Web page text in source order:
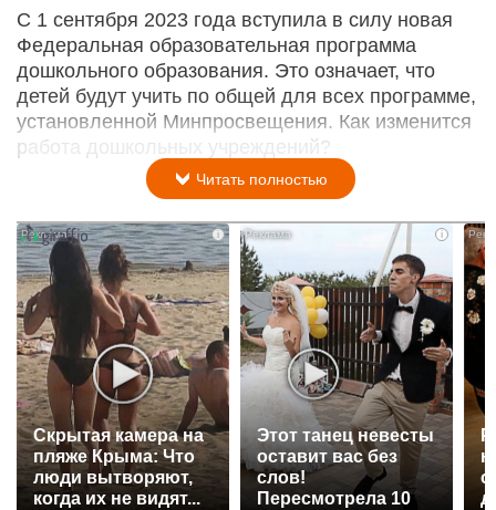
С 1 сентября 2023 года вступила в силу новая
Федеральная образовательная программа
дошкольного образования. Это означает, что
детей будут учить по общей для всех программе,
установленной Минпросвещения. Как изменится
работа дошкольных учреждений?
Читать полностью
i
Скрытая камера на
пляже Крыма: Что
люди вытворяют,
когда их не видят...
i
Этот танец невесты
оставит вас без
слов!
Пересмотрела 10